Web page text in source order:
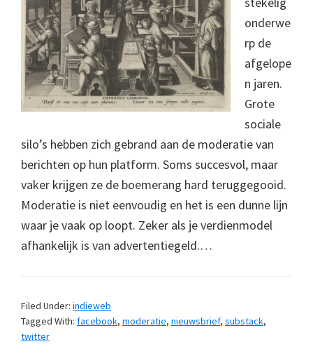
onderwe
rp de
afgelope
n jaren.
Grote
sociale
silo’s hebben zich gebrand aan de moderatie van
berichten op hun platform. Soms succesvol, maar
vaker krijgen ze de boemerang hard teruggegooid.
Moderatie is niet eenvoudig en het is een dunne lijn
waar je vaak op loopt. Zeker als je verdienmodel
afhankelijk is van advertentiegeld.…
Filed Under: indieweb
Tagged With: facebook, moderatie, nieuwsbrief, substack,
twitter